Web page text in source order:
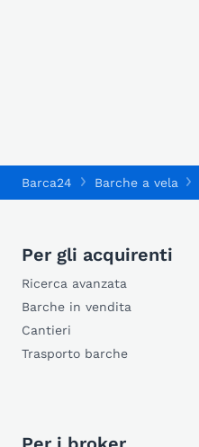
Barca24 Barche a vela
Per gli acquirenti
Ricerca avanzata
Barche in vendita
Cantieri
Trasporto barche